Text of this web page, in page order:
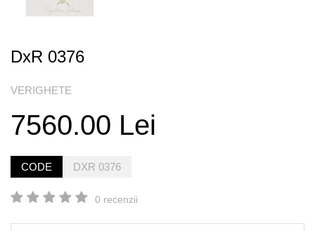
DxR 0376
VERIGHETE
7560.00 Lei
CODE DXR 0376
0 recenzii